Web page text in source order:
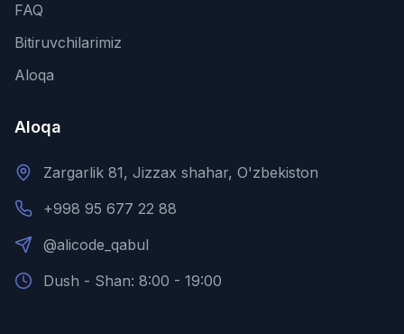
FAQ
Bitiruvchilarimiz
Aloqa
Aloqa
Zargarlik 81, Jizzax shahar, O'zbekiston
+998 95 677 22 88
@alicode_qabul
Dush - Shan: 8:00 - 19:00